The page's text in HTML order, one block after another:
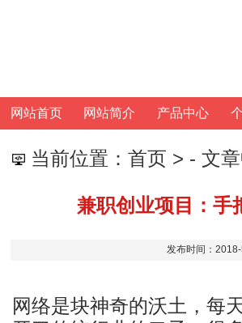
网站首页 网站简介 产品中心
当前位置： 首页 > - 文
兼职创业项目：手
发布时间：
网络是块神奇的沃土，每